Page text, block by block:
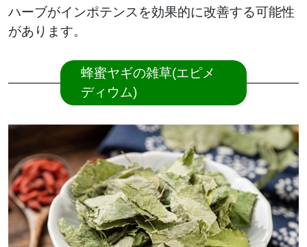
ハーブがインポテンスを効果的に改善する可能性
があります。
蜂蜜ヤギの雑草(エピメ
ディウム)